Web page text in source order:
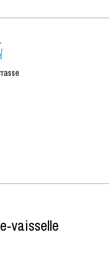
vaisselle